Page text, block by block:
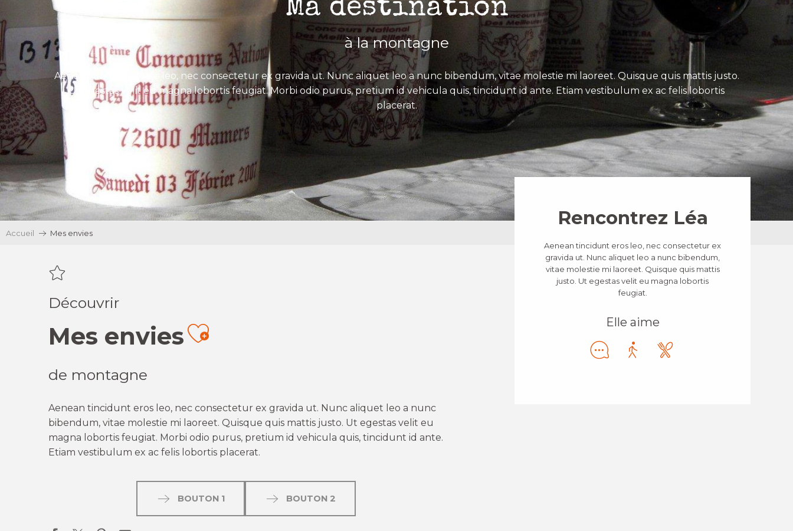
Ma destination
à la montagne
Aenean tincidunt eros leo, nec consectetur ex gravida ut. Nunc aliquet leo a nunc bibendum, vitae molestie mi laoreet. Quisque quis mattis justo.
Ut egestas velit eu magna lobortis feugiat. Morbi odio purus, pretium id vehicula quis, tincidunt id ante. Etiam vestibulum ex ac felis lobortis
placerat.
Accueil Mes envies
Découvrir
Mes enviesAjouter aux favoris
de montagne
Aenean tincidunt eros leo, nec consectetur ex gravida ut. Nunc aliquet leo a nunc
bibendum, vitae molestie mi laoreet. Quisque quis mattis justo. Ut egestas velit eu
magna lobortis feugiat. Morbi odio purus, pretium id vehicula quis, tincidunt id ante.
Etiam vestibulum ex ac felis lobortis placerat.
BOUTON 1 BOUTON 2
Rencontrez Léa
Aenean tincidunt eros leo, nec consectetur ex
gravida ut. Nunc aliquet leo a nunc bibendum,
vitae molestie mi laoreet. Quisque quis mattis
justo. Ut egestas velit eu magna lobortis
feugiat.
Elle aime